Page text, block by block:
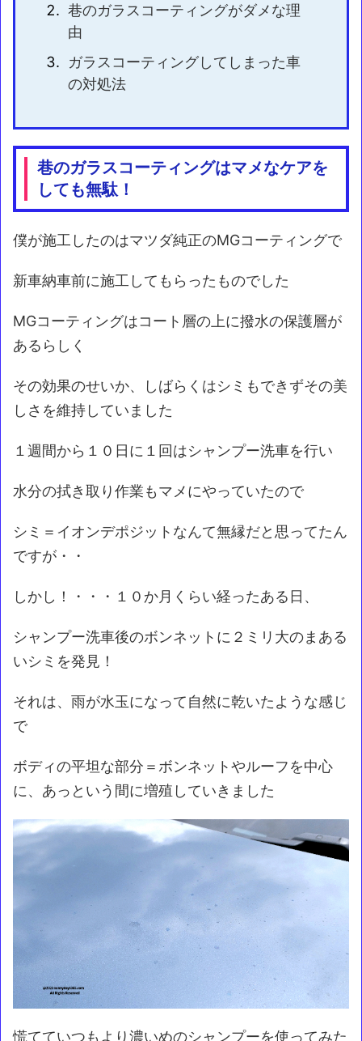
巷のガラスコーティングがダメな理
由
ガラスコーティングしてしまった車
の対処法
巷のガラスコーティングはマメなケアを
しても無駄！
僕が施工したのはマツダ純正のMGコーティングで
新車納車前に施工してもらったものでした
MGコーティングはコート層の上に撥水の保護層が
あるらしく
その効果のせいか、しばらくはシミもできずその美
しさを維持していました
１週間から１０日に１回はシャンプー洗車を行い
水分の拭き取り作業もマメにやっていたので
シミ＝イオンデポジットなんて無縁だと思ってたん
ですが・・
しかし！・・・１０か月くらい経ったある日、
シャンプー洗車後のボンネットに２ミリ大のまある
いシミを発見！
それは、雨が水玉になって自然に乾いたような感じ
で
ボディの平坦な部分＝ボンネットやルーフを中心
に、あっという間に増殖していきました
慌てていつもより濃いめのシャンプーを使ってみた